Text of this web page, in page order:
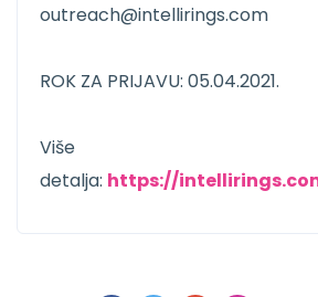
outreach@intellirings.com
ROK ZA PRIJAVU: 05.04.2021.
Više
detalja: https://